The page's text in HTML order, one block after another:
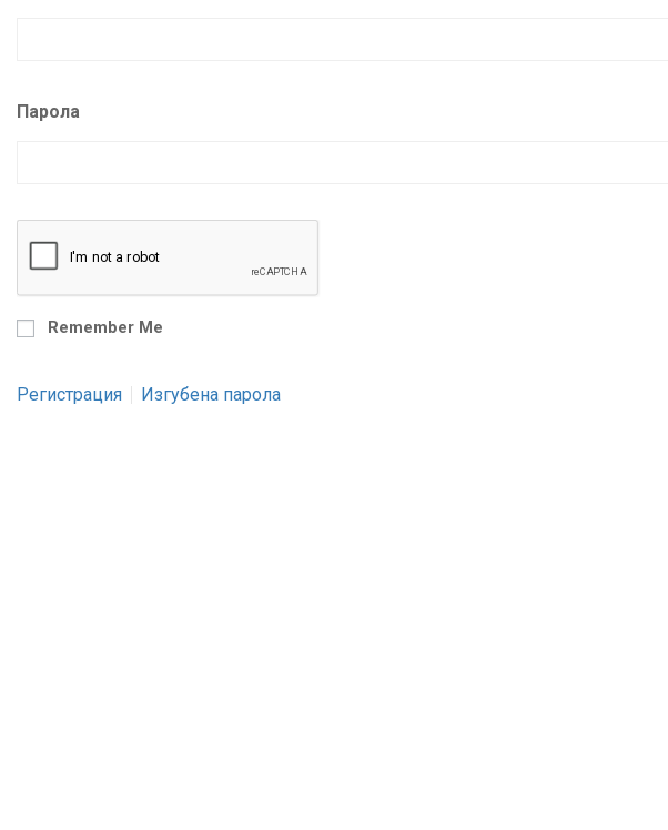
Парола
Remember Me
Регистрация Изгубена парола